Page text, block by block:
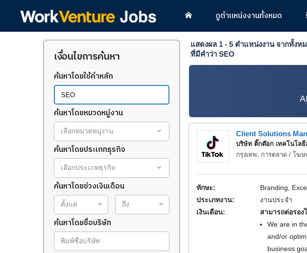
ดูตำแหน่งงานทั้งหมด
เงื่อนไขการค้นหา
ค้นหาโดยใช้คำหลัก
ค้นหาโดยหมวดหมู่งาน
เลือกหมวดหมู่งาน
ค้นหาโดยประเภทธุรกิจ
เลือกประเภทธุรกิจ
ค้นหาโดยช่วงเงินเดือน
ตั้งแต่ ถึง
ค้นหาโดยชื่อบริษัท
พิมพ์ชื่อบริษัท
แสดงผล 1 - 5 ตำแหน่งงานจากทั้งห
ที่มีคำว่า SEO
Client Solutions
บริษัท ติ๊กต๊อก เทคโนโลยี
กรุงเทพ, การตลาด / โฆ
ทักษะ:
Branding,
ประเภทงาน:
งานประจำ
เงินเดือน:
สามารถต่อรอง
We are in the business of solutions - these cover everything from product adoption, strategy
and/or
business